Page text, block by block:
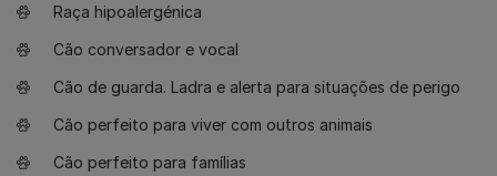
Raça hipoalergénica
Cão conversador e vocal
Cão de guarda. Ladra e alerta para situações de perigo
Cão perfeito para viver com outros animais
Cão perfeito para famílias